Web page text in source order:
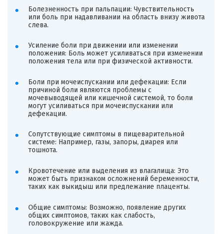
Болезненность при пальпации: Чувствительность
или боль при надавливании на область внизу живота
слева.
Усиление боли при движении или изменении
положения: Боль может усиливаться при изменении
положения тела или при физической активности.
Боли при мочеиспускании или дефекации: Если
причиной боли являются проблемы с
мочевыводящей или кишечной системой, то боли
могут усиливаться при мочеиспускании или
дефекации.
Сопутствующие симптомы в пищеварительной
системе: Например, газы, запоры, диарея или
тошнота.
Кровотечение или выделения из влагалища: Это
может быть признаком осложнений беременности,
таких как выкидыш или предлежание плаценты.
Общие симптомы: Возможно, появление других
общих симптомов, таких как слабость,
головокружение или жажда.